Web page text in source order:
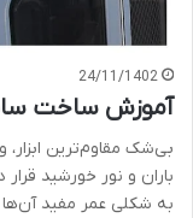
24/11/1402
آموزش ساخت
بی‌شک مقاوم‌ترین
باران و نور خورشید
به شکلی عمر مفید آن‌ها